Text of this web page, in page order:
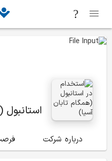
استانبول
درباره شرکت